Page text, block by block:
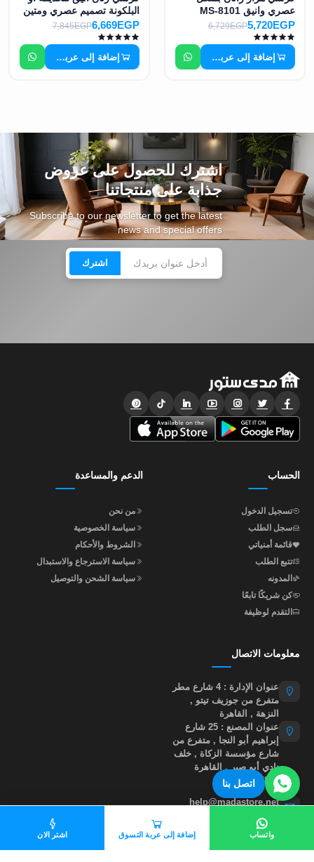
اتصل بنا
واتساب إضافة إلى عربة التسوق اشتر الان
عصري وانيق MS-8101
5,720EGP
6,729EGP
إضافة إلى عربة التسوق
البلكونة تصميم عصري ومتين
MS-9975
6,669EGP
7,845EGP
إضافة إلى عربة التسوق
اشترك للحصول على عروض
جذابة على منتجاتنا
Subscribe to our newsletter to get the latest
news and special offers
اشترك
الحساب
تسجيل الدخول
سجل الطلب
قائمة أمنياتي
تتبع الطلب
المدونه
كن شريكًا تابعًا
التقدم لوظيفة
الدعم والمساعدة
من نحن
سياسة الخصوصية
الشروط والأحكام
سياسة الاسترجاع والاستبدال
سياسة الشحن والتوصيل
معلومات الاتصال
عنوان الإدارة : 4 شارع مطر
متفرع من جوزيف تيتو ,
النزهة , القاهرة
عنوان المصنع : 25 شارع
إبراهيم أبو النجا , متفرع من
شارع مؤسسة الزكاة , خلف
نادي أبو صير , القاهرة
01015535855
help@madastore.net